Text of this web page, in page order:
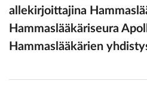
allekirjoittajina
Hammaslääkäriseura
Hammaslääkärien